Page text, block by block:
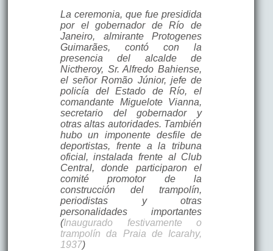
La ceremonia, que fue presidida
por el gobernador de Río de
Janeiro, almirante Protogenes
Guimarães, contó con la
presencia del alcalde de
Nictheroy, Sr. Alfredo Bahiense,
el señor Romão Júnior, jefe de
policía del Estado de Río, el
comandante Miguelote Vianna,
secretario del gobernador y
otras altas autoridades. También
hubo un imponente desfile de
deportistas, frente a la tribuna
oficial, instalada frente al Club
Central, donde participaron el
comité promotor de la
construcción del trampolín,
periodistas y otras
personalidades importantes
(Inaugurado festivamente o
trampolín da Praia de Icarahy,
1937)